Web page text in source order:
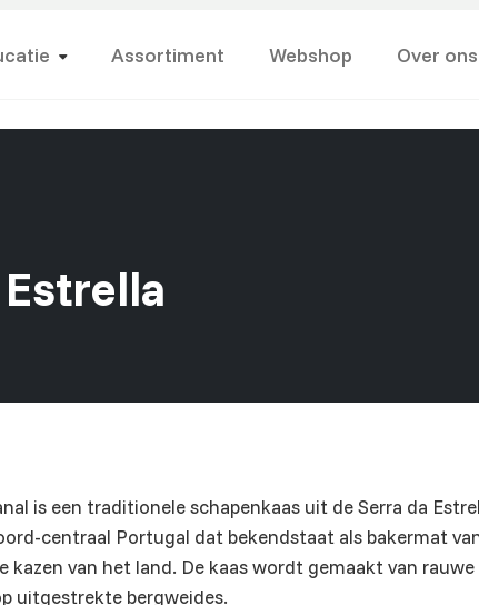
Assortiment Webshop Over ons
is een traditionele schapenkaas uit de Serra da
centraal Portugal dat bekendstaat als bakermat
kazen van het land. De kaas wordt gemaakt van
uitgestrekte bergweides.